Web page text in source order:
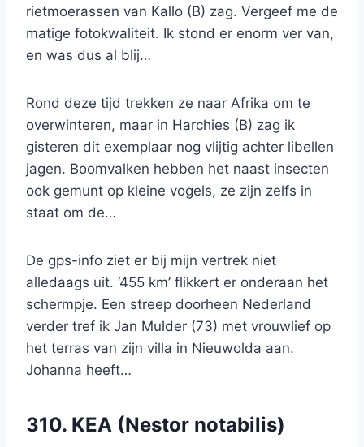
rietmoerassen van Kallo (B) zag. Vergeef me de
matige fotokwaliteit. Ik stond er enorm ver van,
en was dus al blij…
Rond deze tijd trekken ze naar Afrika om te
overwinteren, maar in Harchies (B) zag ik
gisteren dit exemplaar nog vlijtig achter libellen
jagen. Boomvalken hebben het naast insecten
ook gemunt op kleine vogels, ze zijn zelfs in
staat om de…
De gps-info ziet er bij mijn vertrek niet
alledaags uit. ‘455 km’ flikkert er onderaan het
schermpje. Een streep doorheen Nederland
verder tref ik Jan Mulder (73) met vrouwlief op
het terras van zijn villa in Nieuwolda aan.
Johanna heeft…
310. KEA (Nestor notabilis)